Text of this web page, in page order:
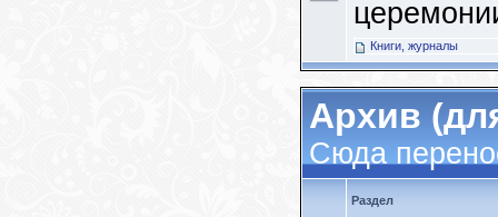
Книги, журналы
Архив
Сюда
Раздел